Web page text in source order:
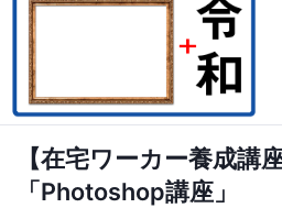
【在宅ワーカー養成講
「Photoshop講座」